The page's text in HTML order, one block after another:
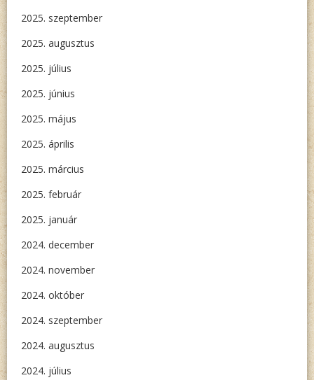
2025. szeptember
2025. augusztus
2025. július
2025. június
2025. május
2025. április
2025. március
2025. február
2025. január
2024. december
2024. november
2024. október
2024. szeptember
2024. augusztus
2024. július